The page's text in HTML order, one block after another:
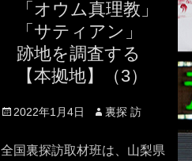
「オウム真理教」
「サティアン」
跡地を調査する
【本拠地】（3）
Posted
2022年1月4日 Author
裏探 訪
全国裏探訪取材班は、山梨県